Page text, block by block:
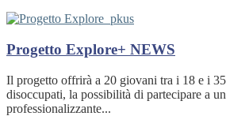
Progetto Explore+ NEWS
Il progetto offrirà a 20 giovani tra i 18 e i
disoccupati, la possibilità di partecipare a
professionalizzante...